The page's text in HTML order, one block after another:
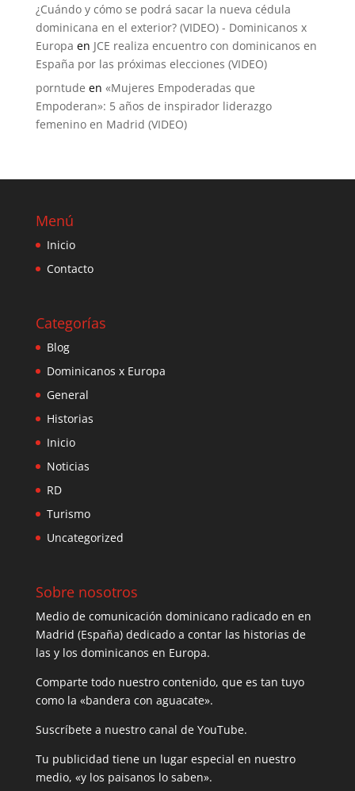
¿Cuándo y cómo se podrá sacar la nueva cédula
dominicana en el exterior? (VIDEO) - Dominicanos x
Europa en JCE realiza encuentro con dominicanos en
España por las próximas elecciones (VIDEO)
porntude en «Mujeres Empoderadas que
Empoderan»: 5 años de inspirador liderazgo
femenino en Madrid (VIDEO)
Menú
Inicio
Contacto
Categorías
Blog
Dominicanos x Europa
General
Historias
Inicio
Noticias
RD
Turismo
Uncategorized
Sobre nosotros
Medio de comunicación dominicano radicado en en
Madrid (España) dedicado a contar las historias de
las y los dominicanos en Europa.
Comparte todo nuestro contenido, que es tan tuyo
como la «bandera con aguacate».
Suscríbete a nuestro canal de YouTube.
Tu publicidad tiene un lugar especial en nuestro
medio, «y los paisanos lo saben».